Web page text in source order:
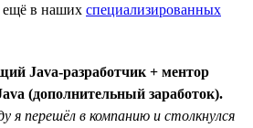
ещё в наших специализированных
Java-разработчик + ментор
(дополнительный заработок).
я перешёл в компанию и столкнулся